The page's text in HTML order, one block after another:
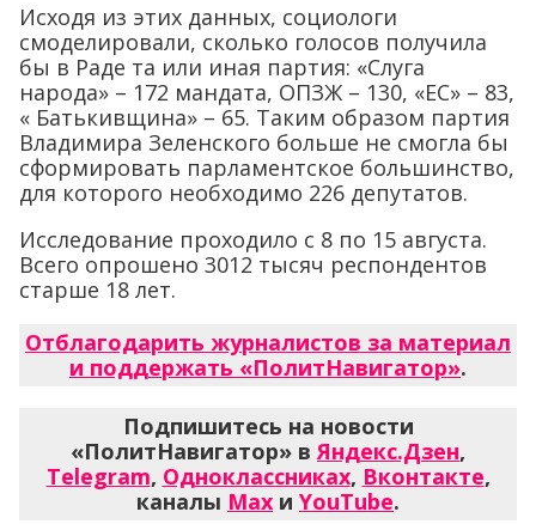
Исходя из этих данных, социологи
смоделировали, сколько голосов получила
бы в Раде та или иная партия: «Слуга
народа» – 172 мандата, ОПЗЖ – 130, «ЕС» – 83,
« Батькивщина» – 65. Таким образом партия
Владимира Зеленского больше не смогла бы
сформировать парламентское большинство,
для которого необходимо 226 депутатов.
Исследование проходило с 8 по 15 августа.
Всего опрошено 3012 тысяч респондентов
старше 18 лет.
Отблагодарить журналистов за материал
и поддержать «ПолитНавигатор».
Подпишитесь на новости
«ПолитНавигатор» вЯндекс.Дзен,
Telegram, Одноклассниках, Вконтакте,
каналы Max и YouTube.